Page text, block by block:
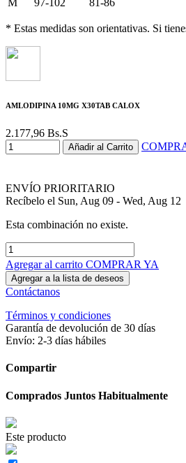
M 97-102 81-86
* Estas medidas son orientativas. Si
AMLODIPINA 10MG X30TAB CALOX
2.177,96 Bs.S
Añadir al Carrito
ENVÍO PRIORITARIO
Recíbelo el Sun, Aug 09 - Wed, Aug 12
Esta combinación no existe.
Agregar al carrito COMPRAR YA
Agregar a la lista de deseos
Contáctanos
Términos y condiciones
Garantía de devolución de 30 días
Envío: 2-3 días hábiles
Compartir
Comprados Juntos Habitualmente
Este producto